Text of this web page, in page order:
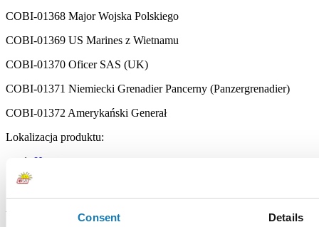
Consent Details
COBI-01368 Major Wojska Polskiego
COBI-01369 US Marines z Wietnamu
COBI-01370 Oficer SAS (UK)
COBI-01371 Niemiecki Grenadier Pancerny (Panzergrenadier)
COBI-01372 Amerykański Generał
Lokalizacja produktu:
Home
Warning